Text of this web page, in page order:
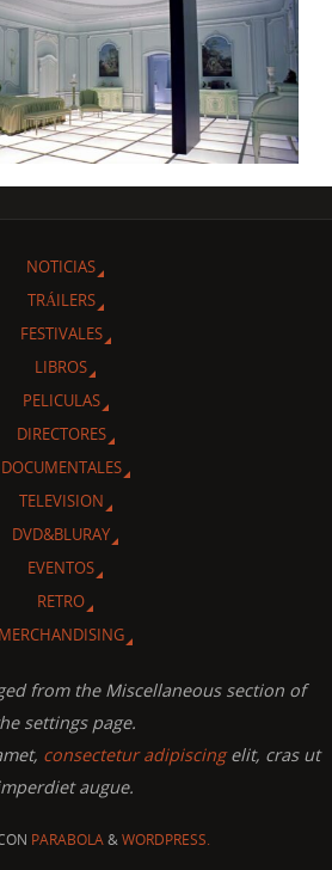
NOTICIAS
TRÁILERS
FESTIVALES
LIBROS
PELICULAS
DIRECTORES
DOCUMENTALES
TELEVISION
DVD&BLURAY
EVENTOS
RETRO
MERCHANDISING
from the Miscellaneous section of
settings page.
consectetur adipiscingelit, cras ut
augue.
PARABOLA&WORDPRESS.